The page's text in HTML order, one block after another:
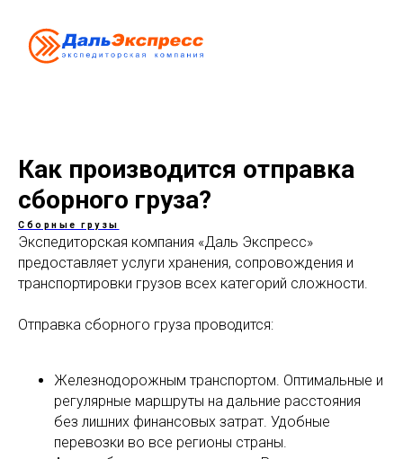
Как производится отправка
сборного груза?
Сборные грузы
Экспедиторская компания «Даль Экспресс»
предоставляет услуги хранения, сопровождения и
транспортировки грузов всех категорий сложности.
Отправка сборного груза проводится:
Железнодорожным транспортом. Оптимальные и
регулярные маршруты на дальние расстояния
без лишних финансовых затрат. Удобные
перевозки во все регионы страны.